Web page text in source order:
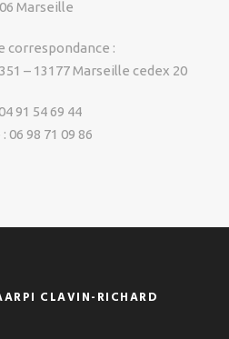
Marseille
correspondance :
– 13177 Marseille cedex 20
91 54 69 44
06 98 71 09 86
CLAVIN-RICHARD